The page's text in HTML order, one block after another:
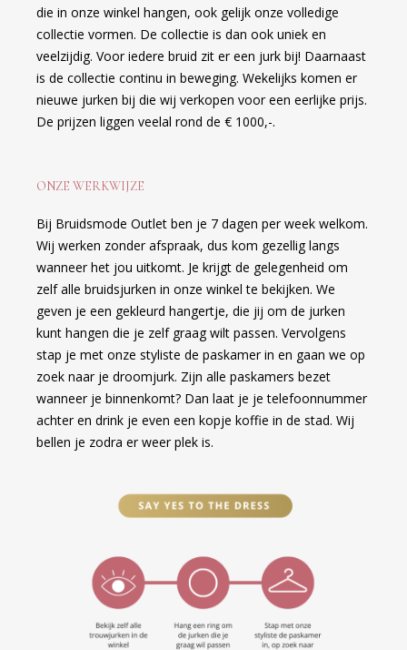
die in onze winkel hangen, ook gelijk onze volledige
collectie vormen. De collectie is dan ook uniek en
veelzijdig. Voor iedere bruid zit er een jurk bij! Daarnaast
is de collectie continu in beweging. Wekelijks komen er
nieuwe jurken bij die wij verkopen voor een eerlijke prijs.
De prijzen liggen veelal rond de € 1000,-.
ONZE WERKWIJZE
Bij Bruidsmode Outlet ben je 7 dagen per week welkom.
Wij werken zonder afspraak, dus kom gezellig langs
wanneer het jou uitkomt. Je krijgt de gelegenheid om
zelf alle bruidsjurken in onze winkel te bekijken. We
geven je een gekleurd hangertje, die jij om de jurken
kunt hangen die je zelf graag wilt passen. Vervolgens
stap je met onze styliste de paskamer in en gaan we op
zoek naar je droomjurk. Zijn alle paskamers bezet
wanneer je binnenkomt? Dan laat je je telefoonnummer
achter en drink je even een kopje koffie in de stad. Wij
bellen je zodra er weer plek is.